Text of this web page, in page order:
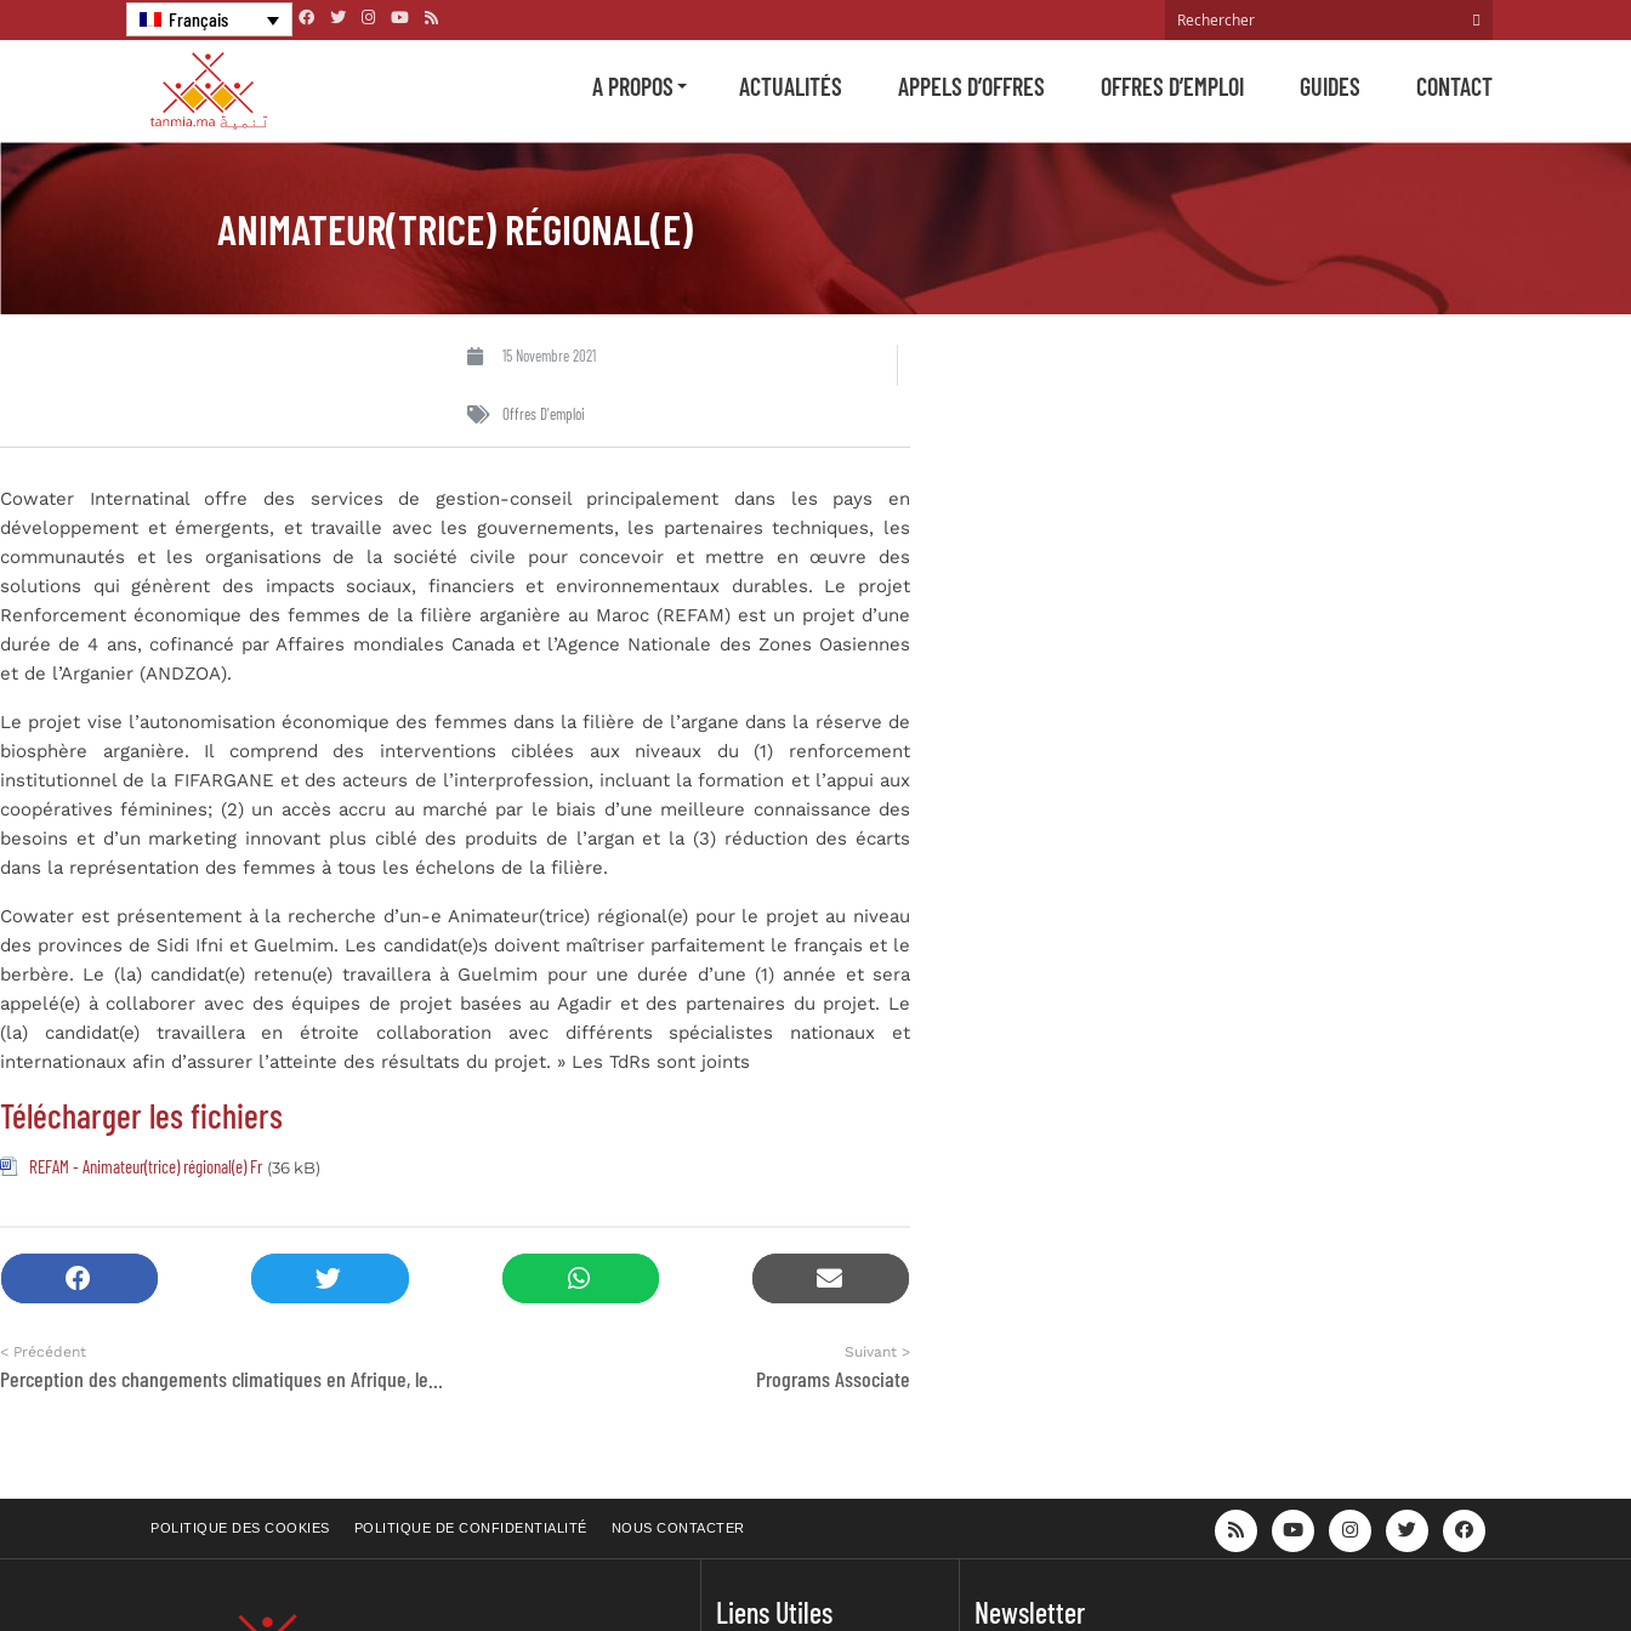
Français
A PROPOS ACTUALITÉS APPELS D’OFFRES OFFRES D’EMPLOI GUIDES CONTACT
ANIMATEUR(TRICE) RÉGIONAL(E)
15 Novembre 2021
Offres D'emploi
Cowater Internatinal offre des services de gestion-conseil principalement dans les pays en
développement et émergents, et travaille avec les gouvernements, les partenaires techniques, les
communautés et les organisations de la société civile pour concevoir et mettre en œuvre des
solutions qui génèrent des impacts sociaux, financiers et environnementaux durables. Le projet
Renforcement économique des femmes de la filière arganière au Maroc (REFAM) est un projet d’une
durée de 4 ans, cofinancé par Affaires mondiales Canada et l’Agence Nationale des Zones Oasiennes
et de l’Arganier (ANDZOA).
Le projet vise l’autonomisation économique des femmes dans la filière de l’argane dans la réserve de
biosphère arganière. Il comprend des interventions ciblées aux niveaux du (1) renforcement
institutionnel de la FIFARGANE et des acteurs de l’interprofession, incluant la formation et l’appui aux
coopératives féminines; (2) un accès accru au marché par le biais d’une meilleure connaissance des
besoins et d’un marketing innovant plus ciblé des produits de l’argan et la (3) réduction des écarts
dans la représentation des femmes à tous les échelons de la filière.
Cowater est présentement à la recherche d’un-e Animateur(trice) régional(e) pour le projet au niveau
des provinces de Sidi Ifni et Guelmim. Les candidat(e)s doivent maîtriser parfaitement le français et le
berbère. Le (la) candidat(e) retenu(e) travaillera à Guelmim pour une durée d’une (1) année et sera
appelé(e) à collaborer avec des équipes de projet basées au Agadir et des partenaires du projet. Le
(la) candidat(e) travaillera en étroite collaboration avec différents spécialistes nationaux et
internationaux afin d’assurer l’atteinte des résultats du projet. » Les TdRs sont joints
Télécharger les fichiers
REFAM - Animateur(trice) régional(e) Fr (36 kB)
< Précédent Suivant >
Programs Associate
POLITIQUE DES COOKIES POLITIQUE DE CONFIDENTIALITÉ NOUS CONTACTER
Liens Utiles Newsletter